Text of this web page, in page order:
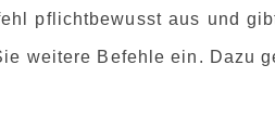
pflichtbewusst aus und
weitere Befehle ein. Dazu